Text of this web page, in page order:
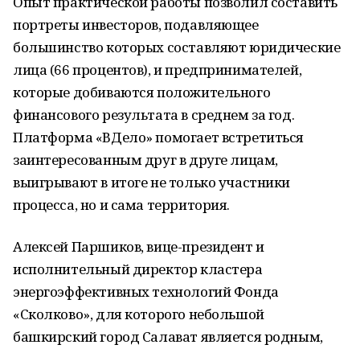
портреты инвесторов, подавляющее
большинство которых составляют юридические
лица (66 процентов), и предпринимателей,
которые добиваются положительного
финансового результата в среднем за год.
Платформа «ВДело» помогает встретиться
заинтересованным друг в друге лицам,
выигрывают в итоге не только участники
процесса, но и сама территория.
Алексей Паршиков, вице-президент и
исполнительный директор кластера
энергоэффективных технологий Фонда
«Сколково», для которого небольшой
башкирский город Салават является родным,